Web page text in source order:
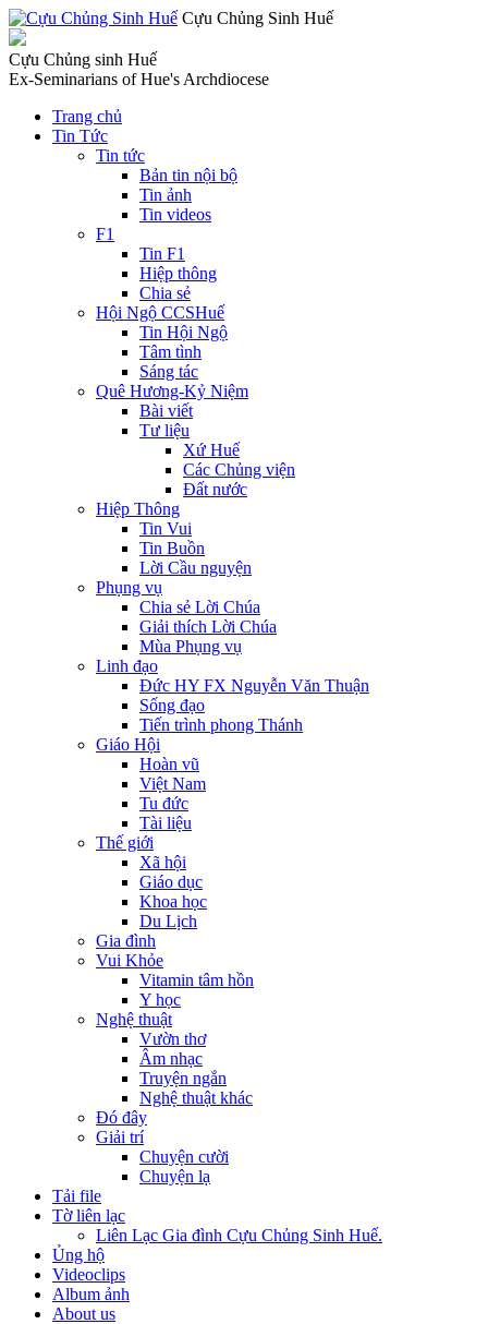
Cựu Chủng Sinh Huế
Cựu Chủng sinh Huế
Ex-Seminarians of Hue's Archdiocese
Trang chủ
Tin Tức
Tin tức
Bản tin nội bộ
Tin ảnh
Tin videos
F1
Tin F1
Hiệp thông
Chia sẻ
Hội Ngộ CCSHuế
Tin Hội Ngộ
Tâm tình
Sáng tác
Quê Hương-Kỷ Niệm
Bài viết
Tư liệu
Xứ Huế
Các Chủng viện
Đất nước
Hiệp Thông
Tin Vui
Tin Buồn
Lời Cầu nguyện
Phụng vụ
Chia sẻ Lời Chúa
Giải thích Lời Chúa
Mùa Phụng vụ
Linh đạo
Đức HY FX Nguyễn Văn Thuận
Sống đạo
Tiến trình phong Thánh
Giáo Hội
Hoàn vũ
Việt Nam
Tu đức
Tài liệu
Thế giới
Xã hội
Giáo dục
Khoa học
Du Lịch
Gia đình
Vui Khỏe
Vitamin tâm hồn
Y học
Nghệ thuật
Vườn thơ
Âm nhạc
Truyện ngắn
Nghệ thuật khác
Đó đây
Giải trí
Chuyện cười
Chuyện lạ
Tải file
Tờ liên lạc
Liên Lạc Gia đình Cựu Chủng Sinh Huế.
Ủng hộ
Videoclips
Album ảnh
About us